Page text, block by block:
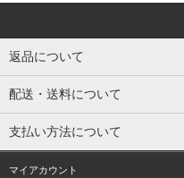
返品について
配送・送料について
支払い方法について
マイアカウント